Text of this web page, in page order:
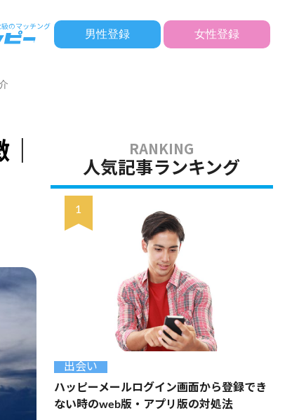
男性登録 女性登録
人気記事ランキング
出会い
ハッピーメールログイン画面から登録でき
ない時のweb版・アプリ版の対処法